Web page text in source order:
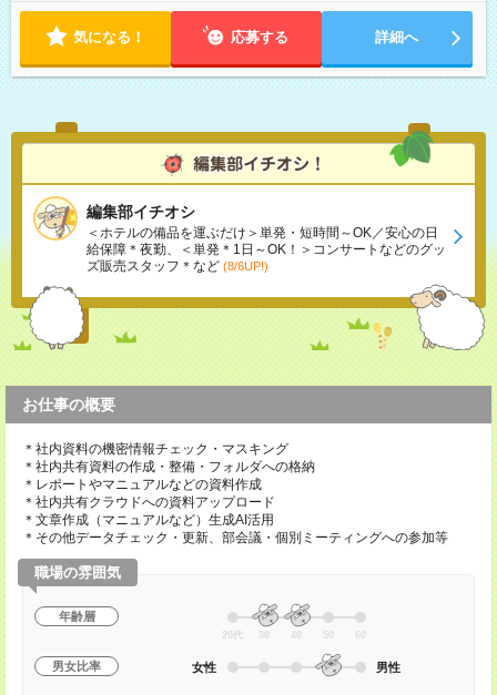
気になる！ 応募する 詳細へ
編集部イチオシ
＜ホテルの備品を運ぶだけ＞単発・短時間～OK／安心の日
給保障＊夜勤、＜単発＊1日～OK！＞コンサートなどのグッ
ズ販売スタッフ＊など (8/6UP!)
お仕事の概要
＊社内資料の機密情報チェック・マスキング
＊社内共有資料の作成・整備・フォルダへの格納
＊レポートやマニュアルなどの資料作成
＊社内共有クラウドへの資料アップロード
＊文章作成（マニュアルなど）生成AI活用
＊その他データチェック・更新、部会議・個別ミーティングへの参加等
職場の雰囲気
年齢層
20代 30 40 50 60
男女比率 女性 男性